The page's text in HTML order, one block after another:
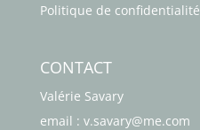
Politique de confidentialité
CONTACT
Valérie Savary
email : v.savary@me.com